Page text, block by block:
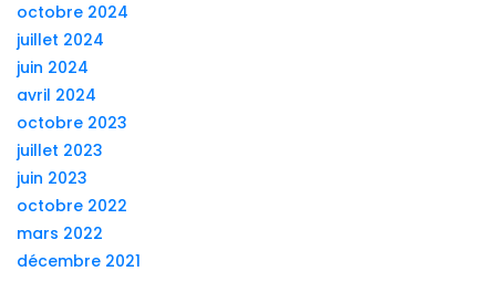
octobre 2024
juillet 2024
juin 2024
avril 2024
octobre 2023
juillet 2023
juin 2023
octobre 2022
mars 2022
décembre 2021